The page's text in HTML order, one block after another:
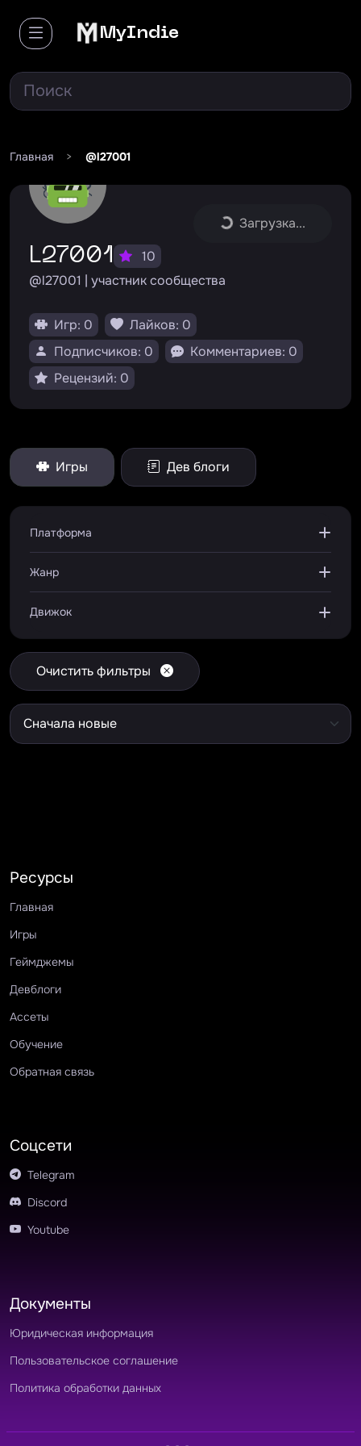
MyIndie
Главная > @l27001
Загрузка...
l27001
10
@l27001 | участник сообщества
Игр: 0
Лайков: 0
Подписчиков: 0
Комментариев: 0
Рецензий: 0
Игры Дев блоги
Платформа
Жанр
Движок
Очистить фильтры
Ресурсы
Главная
Игры
Геймджемы
Девблоги
Ассеты
Обучение
Обратная связь
Соцсети
Telegram
Discord
Youtube
Документы
Юридическая информация
Пользовательское соглашение
Политика обработки данных